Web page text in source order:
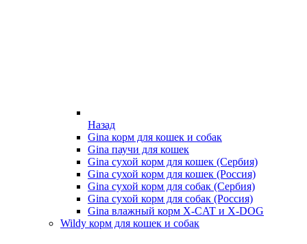
Назад
Gina корм для кошек и собак
Gina паучи для кошек
Gina сухой корм для кошек (Сербия)
Gina сухой корм для кошек (Россия)
Gina сухой корм для собак (Сербия)
Gina сухой корм для собак (Россия)
Gina влажный корм X-CAT и X-DOG
Wildy корм для кошек и собак